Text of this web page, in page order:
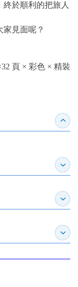
於順利的把旅人
家見面呢？
頁 × 彩色 × 精裝
收合
展開
展開
展開